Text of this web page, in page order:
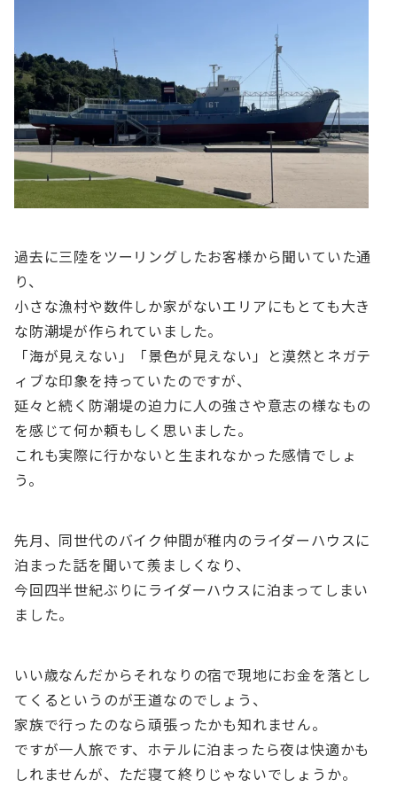
過去に三陸をツーリングしたお客様から聞いていた通
り、
小さな漁村や数件しか家がないエリアにもとても大き
な防潮堤が作られていました。
「海が見えない」「景色が見えない」と漠然とネガテ
ィブな印象を持っていたのですが、
延々と続く防潮堤の迫力に人の強さや意志の様なもの
を感じて何か頼もしく思いました。
これも実際に行かないと生まれなかった感情でしょ
う。
先月、同世代のバイク仲間が稚内のライダーハウスに
泊まった話を聞いて羨ましくなり、
今回四半世紀ぶりにライダーハウスに泊まってしまい
ました。
いい歳なんだからそれなりの宿で現地にお金を落とし
てくるというのが王道なのでしょう、
家族で行ったのなら頑張ったかも知れません。
ですが一人旅です、ホテルに泊まったら夜は快適かも
しれませんが、ただ寝て終りじゃないでしょうか。